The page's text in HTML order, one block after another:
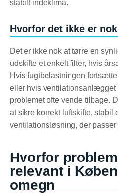
stabilt indeklima.
Hvorfor det ikke er
Det er ikke nok at tørre en
udskifte et enkelt filter, hvis
Hvis fugtbelastningen
eller hvis ventilationsanlægget
problemet ofte vende tilbage.
at sikre korrekt luftskifte, stabil
ventilationsløsning, der
Hvorfor
relevant i
omegn